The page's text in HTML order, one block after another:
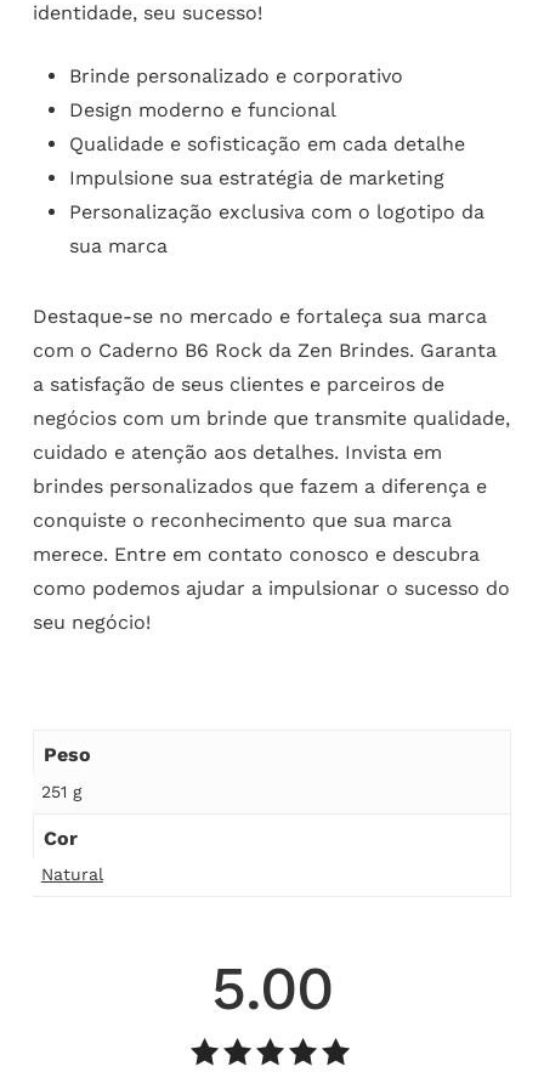
identidade, seu sucesso!
Brinde personalizado e corporativo
Design moderno e funcional
Qualidade e sofisticação em cada detalhe
Impulsione sua estratégia de marketing
Personalização exclusiva com o logotipo da
sua marca
Destaque-se no mercado e fortaleça sua marca
com o Caderno B6 Rock da Zen Brindes. Garanta
a satisfação de seus clientes e parceiros de
negócios com um brinde que transmite qualidade,
cuidado e atenção aos detalhes. Invista em
brindes personalizados que fazem a diferença e
conquiste o reconhecimento que sua marca
merece. Entre em contato conosco e descubra
como podemos ajudar a impulsionar o sucesso do
seu negócio!
Peso
251 g
Cor
Natural
5.00